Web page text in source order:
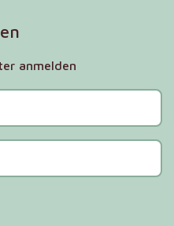
anmelden